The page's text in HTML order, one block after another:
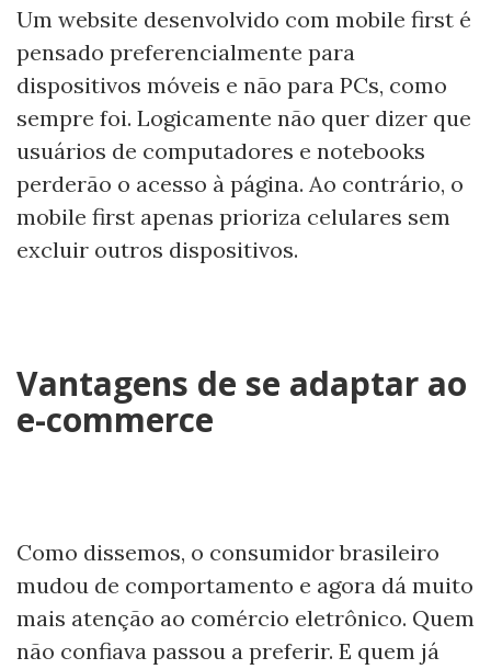
Um website desenvolvido com mobile first é
pensado preferencialmente para
dispositivos móveis e não para PCs, como
sempre foi. Logicamente não quer dizer que
usuários de computadores e notebooks
perderão o acesso à página. Ao contrário, o
mobile first apenas prioriza celulares sem
excluir outros dispositivos.
Vantagens de se adaptar ao
e-commerce
Como dissemos, o consumidor brasileiro
mudou de comportamento e agora dá muito
mais atenção ao comércio eletrônico. Quem
não confiava passou a preferir. E quem já